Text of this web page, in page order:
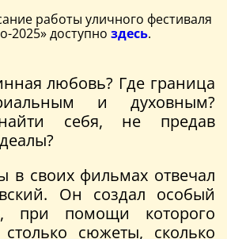
работы уличного фестиваля
2025» доступно здесь.
любовь? Где граница
и духовным?
себя, не предав
в своих фильмах отвечал
Он создал особый
при помощи которого
сюжеты, сколько